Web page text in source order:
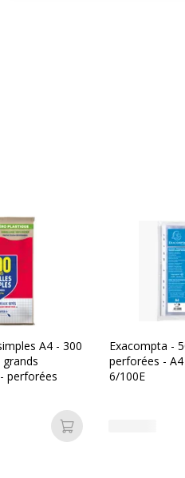
A4 - 300
perforées
Ajouter au panier
Exacompta -
perforées -
6/100E